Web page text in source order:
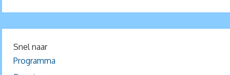
Snel naar
Programma